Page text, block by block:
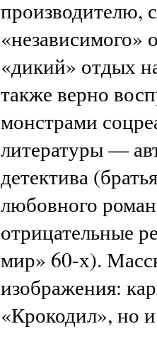
производителю,
«независимого»
«дикий» отдых
также верно
монстрами
литературы —
детектива
любовного
отрицательные
мир» 60-х).
изображения:
«Крокодил», но